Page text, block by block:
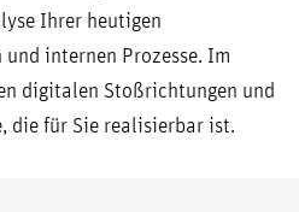
Ihrer heutigen
internen Prozesse. Im
digitalen Stoßrichtungen und
die für Sie realisierbar ist.